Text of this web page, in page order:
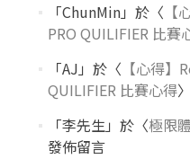
「ChunMin」於〈
PRO QUILIFIER 比賽
「AJ 」於〈 【心得】
QUILIFIER 比賽心得
「李先生」於〈極限
發佈留言